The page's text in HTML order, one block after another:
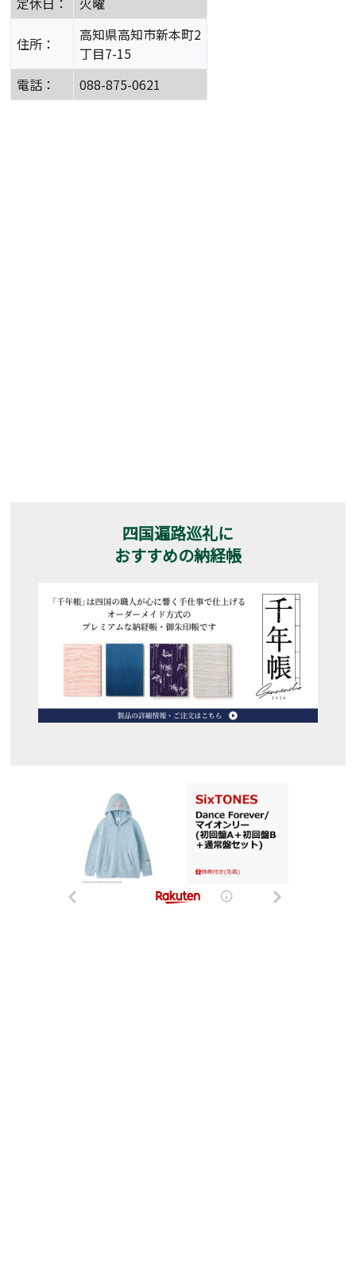
住所：
高知県高知市新本町2
丁目7-15
電話：
088-875-0621
四国遍路巡礼に
おすすめの納経帳